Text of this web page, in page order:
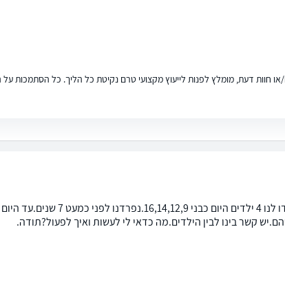
או חוות דעת, מומלץ לפנות לייעוץ מקצועי טרם נקיטת כל הליך. כל הסתמכות
שלום! חייתי עם גבר במשך 12 שנים כידועים בציבור.נולדו לנו 4
קשר בינו לבין הילדים.מה כדאי לי לעשות ואיך לפעול?תודה.